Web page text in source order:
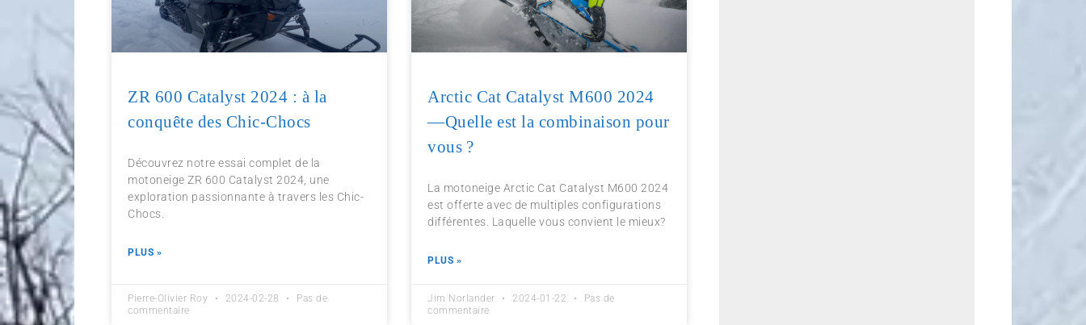
ZR 600 Catalyst 2024 : à la
conquête des Chic-Chocs
Découvrez notre essai complet de la
motoneige ZR 600 Catalyst 2024, une
exploration passionnante à travers les Chic-
Chocs.
PLUS »
Pierre-Olivier Roy 2024-02-28
Pas de
commentaire
Arctic Cat Catalyst M600 2024
—Quelle est la combinaison pour
vous ?
La motoneige Arctic Cat Catalyst M600 2024
est offerte avec de multiples configurations
différentes. Laquelle vous convient le mieux?
PLUS »
Jim Norlander 2024-01-22
Pas de
commentaire